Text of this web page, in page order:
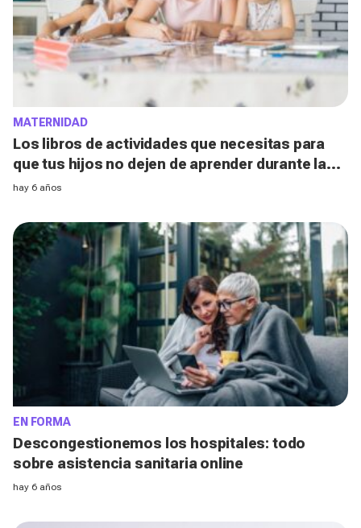
MATERNIDAD
Los libros de actividades que necesitas para
que tus hijos no dejen de aprender durante la
cuarentena
hay 6 años
EN FORMA
Descongestionemos los hospitales: todo
sobre asistencia sanitaria online
hay 6 años